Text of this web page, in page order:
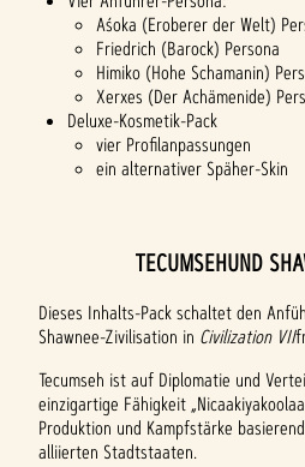
Aśoka (Eroberer der Welt)
Friedrich (Barock) Persona
Himiko (Hohe Schamanin)
Xerxes (Der Achämenide)
Deluxe-Kosmetik-Pack
vier Profilanpassungen
ein alternativer Späher-Skin
TECUMSEHUND
Dieses Inhalts-Pack schaltet den
Shawnee-Zivilisation in Civilization VII
Tecumseh ist auf Diplomatie und
einzigartige Fähigkeit
Produktion und Kampfstärke
alliierten Stadtstaaten.